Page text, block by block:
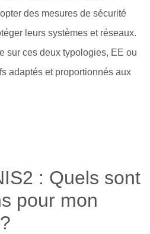
des mesures de sécurité
leurs systèmes et réseaux.
sur ces deux typologies, EE ou
adaptés et proportionnés aux
: Quels sont
pour mon